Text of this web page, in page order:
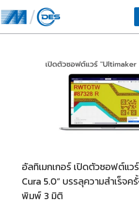
อัลทิเมกเกอร์ เปิดตัวซอฟต์แว
Cura 5.0” บรรลุความสำเร็จค
พิมพ์ 3 มิติ